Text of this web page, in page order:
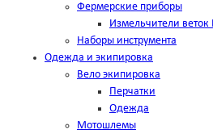
Фермерские приборы
Измельчители
Наборы инструмента
Одежда и экипировка
Вело экипировка
Перчатки
Одежда
Мотошлемы